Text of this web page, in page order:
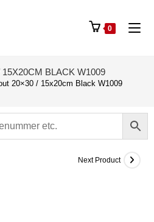
0
BLACK W1009
20×30 / 15x20cm Black W1009
Next Product